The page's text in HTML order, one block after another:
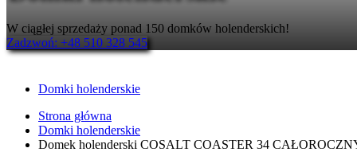
W ciągłej sprzedaży ponad 150 domków holenderskich!
Zadzwoń: +48 510 328 545
Domki holenderskie
Strona główna
Domki holenderskie
Domek holenderski COSALT COASTER 34